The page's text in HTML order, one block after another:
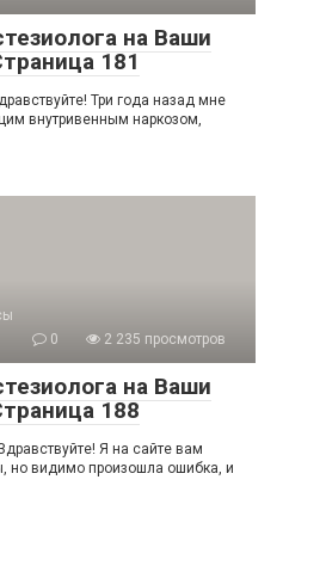
на Ваши
181
Три года назад мне
внутривенным наркозом,
0
2 235 просмотров
на Ваши
188
Я на сайте вам
но видимо произошла ошибка, и